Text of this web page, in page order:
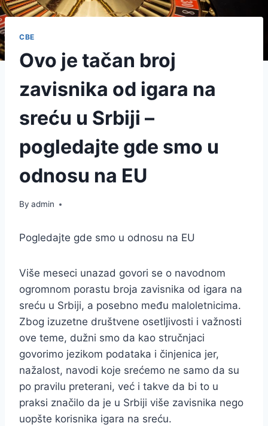
СВЕ
Ovo je tačan broj
zavisnika od igara na
sreću u Srbiji –
pogledajte gde smo u
odnosu na EU
By admin
Pogledajte gde smo u odnosu na EU
Više meseci unazad govori se o navodnom
ogromnom porastu broja zavisnika od igara na
sreću u Srbiji, a posebno među maloletnicima.
Zbog izuzetne društvene osetljivosti i važnosti
ove teme, dužni smo da kao stručnjaci
govorimo jezikom podataka i činjenica jer,
nažalost, navodi koje srećemo ne samo da su
po pravilu preterani, već i takve da bi to u
praksi značilo da je u Srbiji više zavisnika nego
uopšte korisnika igara na sreću.